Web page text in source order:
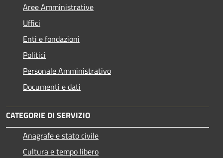
Aree Amministrative
Uffici
Enti e fondazioni
Politici
Personale Amministrativo
Documenti e dati
CATEGORIE DI SERVIZIO
Anagrafe e stato civile
Cultura e tempo libero